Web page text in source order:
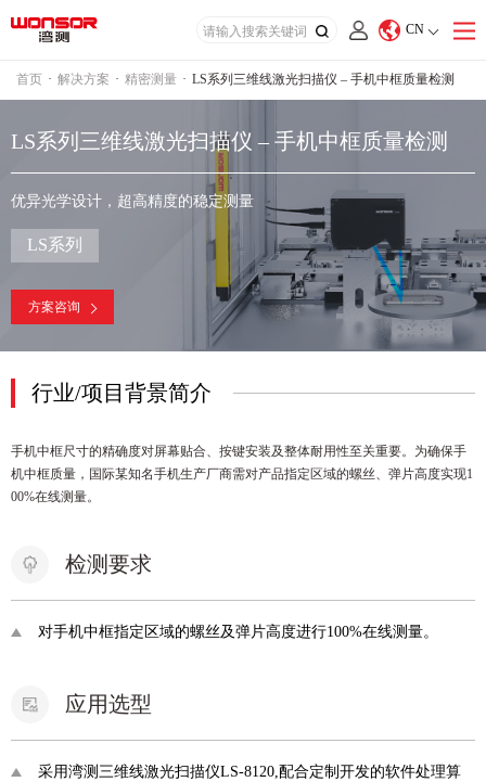
CN
首页 · 解决方案 · 精密测量 · LS系列三维线激光扫描仪 – 手机中框质量检测
LS系列三维线激光扫描仪 – 手机中框质量检测
优异光学设计，超高精度的稳定测量
LS系列
方案咨询
行业/项目背景简介
手机中框尺寸的精确度对屏幕贴合、按键安装及整体耐用性至关重要。为确保手
机中框质量，国际某知名手机生产厂商需对产品指定区域的螺丝、弹片高度实现1
00%在线测量。
检测要求
对手机中框指定区域的螺丝及弹片高度进行100%在线测量。
应用选型
采用湾测三维线激光扫描仪LS-8120,配合定制开发的软件处理算